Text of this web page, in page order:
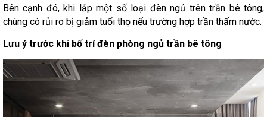
Bên cạnh đó, khi lắp một số loại đèn ngủ trên trần bê tông,
chúng có rủi ro bị giảm tuổi thọ nếu trường hợp trần thấm nước.
Lưu ý trước khi bố trí đèn phòng ngủ trần bê tông